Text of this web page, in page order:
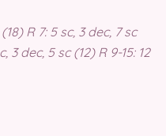
R 7: 5 sc, 3 dec, 7 sc
3 dec, 5 sc (12) R 9-15: 12